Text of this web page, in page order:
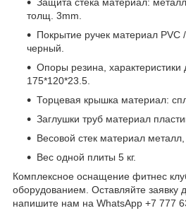
толщ. 3mm.
Покрытие ручек материал PVC
черный.
Опоры резина, характеристики
175*120*23.5.
Торцевая крышка материал:
Заглушки труб материал
Весовой стек материал
Вес одной плиты 5 кг.
Комплексное оснащение фитнес
оборудованием. Оставляйте заявку
напишите нам на WhatsApp +7 777